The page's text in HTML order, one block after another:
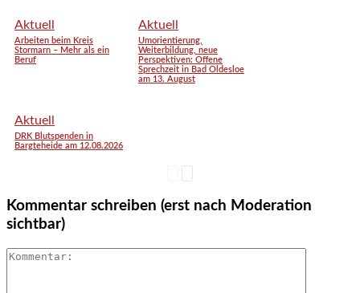
Aktuell
Arbeiten beim Kreis
Stormarn – Mehr als ein
Beruf
Aktuell
Umorientierung,
Weiterbildung, neue
Perspektiven: Offene
Sprechzeit in Bad Oldesloe
am 13. August
Aktuell
DRK Blutspenden in
Bargteheide am 12.08.2026
Kommentar schreiben (erst nach Moderation
sichtbar)